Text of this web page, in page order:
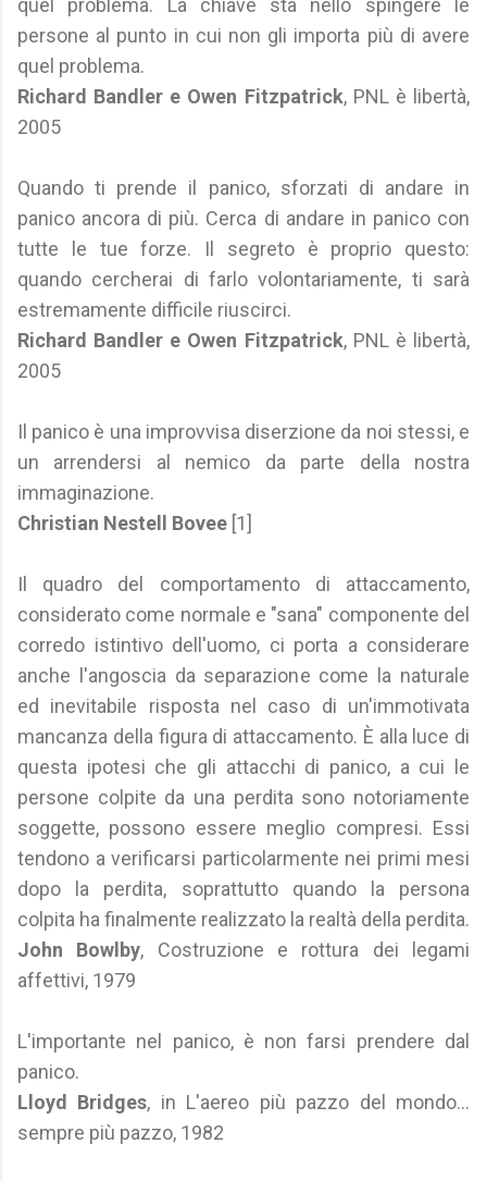
quel problema. La chiave sta nello spingere le
persone al punto in cui non gli importa più di avere
quel problema.
Richard Bandler e Owen Fitzpatrick, PNL è libertà,
2005
Quando ti prende il panico, sforzati di andare in
panico ancora di più. Cerca di andare in panico con
tutte le tue forze. Il segreto è proprio questo:
quando cercherai di farlo volontariamente, ti sarà
estremamente difficile riuscirci.
Richard Bandler e Owen Fitzpatrick, PNL è libertà,
2005
Il panico è una improvvisa diserzione da noi stessi, e
un arrendersi al nemico da parte della nostra
immaginazione.
Christian Nestell Bovee [1]
Il quadro del comportamento di attaccamento,
considerato come normale e "sana" componente del
corredo istintivo dell'uomo, ci porta a considerare
anche l'angoscia da separazione come la naturale
ed inevitabile risposta nel caso di un'immotivata
mancanza della figura di attaccamento. È alla luce di
questa ipotesi che gli attacchi di panico, a cui le
persone colpite da una perdita sono notoriamente
soggette, possono essere meglio compresi. Essi
tendono a verificarsi particolarmente nei primi mesi
dopo la perdita, soprattutto quando la persona
colpita ha finalmente realizzato la realtà della perdita.
John Bowlby, Costruzione e rottura dei legami
affettivi, 1979
L'importante nel panico, è non farsi prendere dal
panico.
Lloyd Bridges, in L'aereo più pazzo del mondo...
sempre più pazzo, 1982